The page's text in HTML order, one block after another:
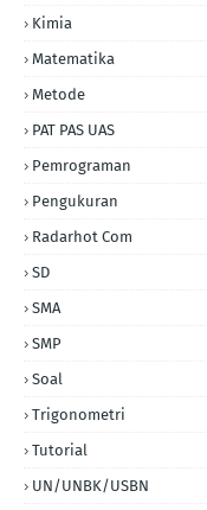
Kimia
Matematika
Metode
PAT PAS UAS
Pemrograman
Pengukuran
Radarhot Com
SD
SMA
SMP
Soal
Trigonometri
Tutorial
UN/UNBK/USBN